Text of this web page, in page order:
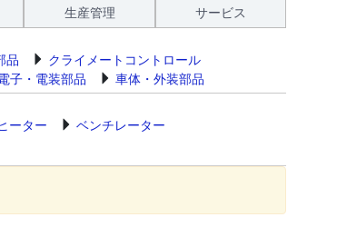
生産管理
サービス
品
クライメートコントロール
子・電装部品
車体・外装部品
ーター
ベンチレーター